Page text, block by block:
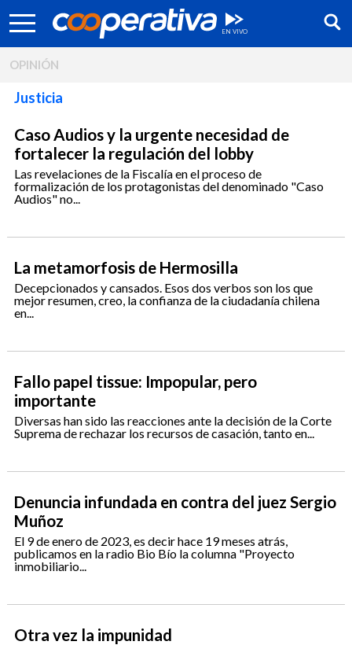
Síguenos:
OPINIÓN
Justicia
Caso Audios y la urgente necesidad de
fortalecer la regulación del lobby
Las revelaciones de la Fiscalía en el proceso de
formalización de los protagonistas del denominado "Caso
Audios" no...
La metamorfosis de Hermosilla
Decepcionados y cansados. Esos dos verbos son los que
mejor resumen, creo, la confianza de la ciudadanía chilena
en...
Fallo papel tissue: Impopular, pero
importante
Diversas han sido las reacciones ante la decisión de la Corte
Suprema de rechazar los recursos de casación, tanto en...
Denuncia infundada en contra del juez Sergio
Muñoz
El 9 de enero de 2023, es decir hace 19 meses atrás,
publicamos en la radio Bio Bío la columna "Proyecto
inmobiliario...
Otra vez la impunidad